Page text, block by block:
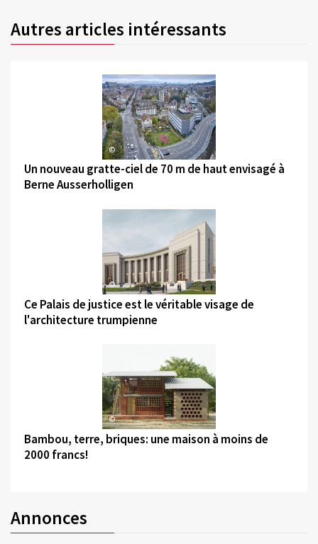
Autres articles intéressants
©
Un nouveau gratte-ciel de 70 m de haut envisagé à
Berne Ausserholligen
©
Ce Palais de justice est le véritable visage de
l'architecture trumpienne
©
Bambou, terre, briques: une maison à moins de
2000 francs!
Annonces